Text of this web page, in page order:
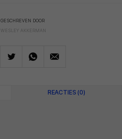
GESCHREVEN DOOR
WESLEY AKKERMAN
REACTIES (0)